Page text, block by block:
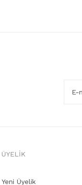
ÜYELİK
Yeni Üyelik